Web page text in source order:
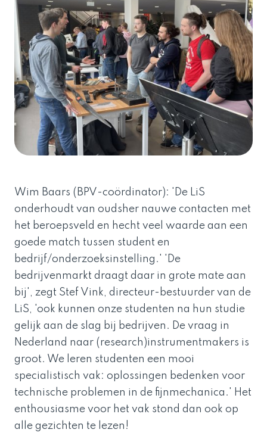
Wim Baars (BPV-coördinator): 'De LiS
onderhoudt van oudsher nauwe contacten met
het beroepsveld en hecht veel waarde aan een
goede match tussen student en
bedrijf/onderzoeksinstelling.' 'De
bedrijvenmarkt draagt daar in grote mate aan
bij', zegt Stef Vink, directeur-bestuurder van de
LiS, 'ook kunnen onze studenten na hun studie
gelijk aan de slag bij bedrijven. De vraag in
Nederland naar (research)instrumentmakers is
groot. We leren studenten een mooi
specialistisch vak: oplossingen bedenken voor
technische problemen in de fijnmechanica.' Het
enthousiasme voor het vak stond dan ook op
alle gezichten te lezen!